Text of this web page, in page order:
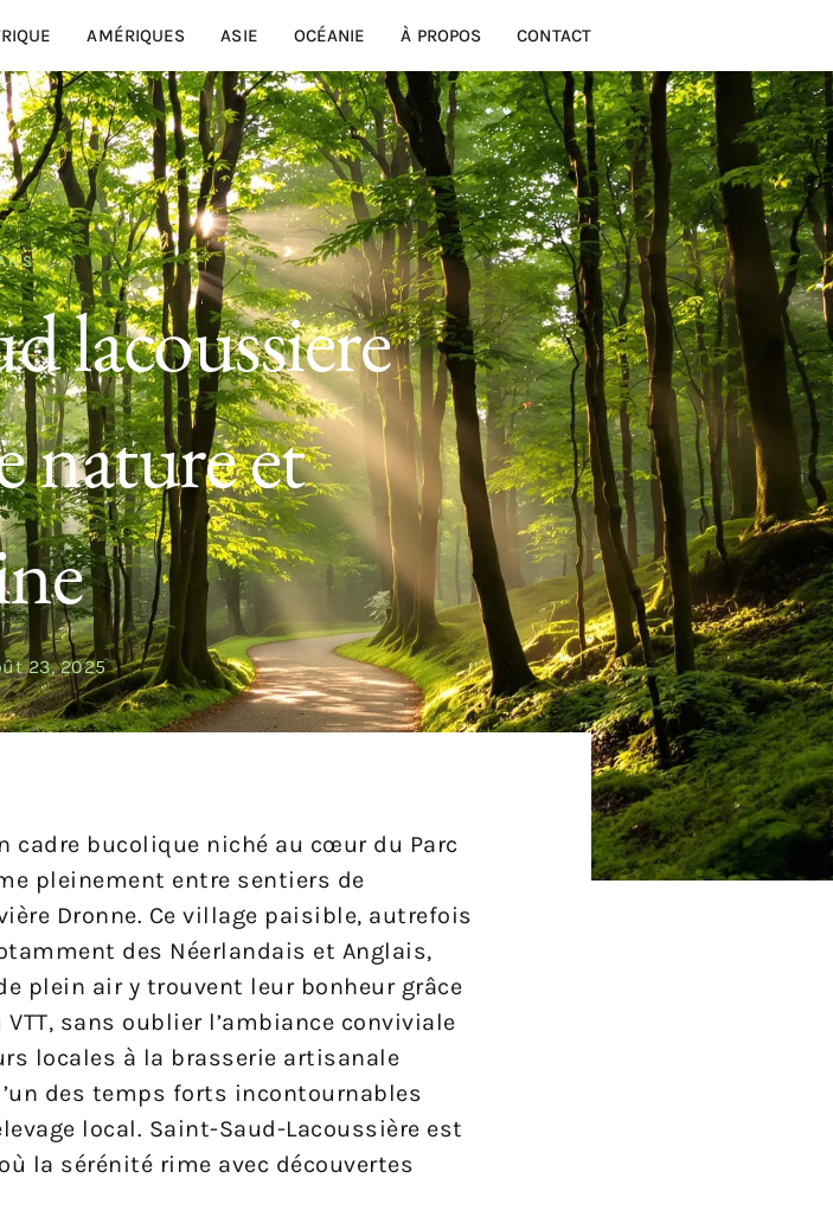
AMÉRIQUES ASIE OCÉANIE À PROPOS CONTACT
lacoussiere
nature et
23, 2025
bucolique niché au cœur du Parc
pleinement entre sentiers de
Dronne. Ce village paisible, autrefois
des Néerlandais et Anglais,
plein air y trouvent leur bonheur grâce
sans oublier l’ambiance conviviale
locales à la brasserie artisanale
des temps forts incontournables
local. Saint-Saud-Lacoussière est
la sérénité rime avec découvertes